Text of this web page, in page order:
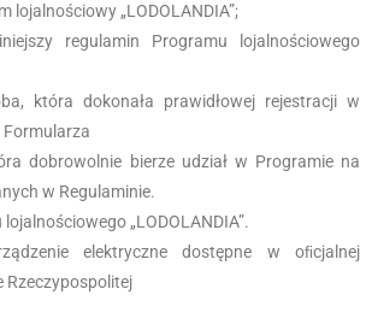
lojalnościowy „LODOLANDIA”;
regulamin Programu lojalnościowego
która dokonała prawidłowej rejestracji w
Formularza
dobrowolnie bierze udział w Programie na
w Regulaminie.
„LODOLANDIA”.
elektryczne dostępne w oﬁcjalnej
Rzeczypospolitej